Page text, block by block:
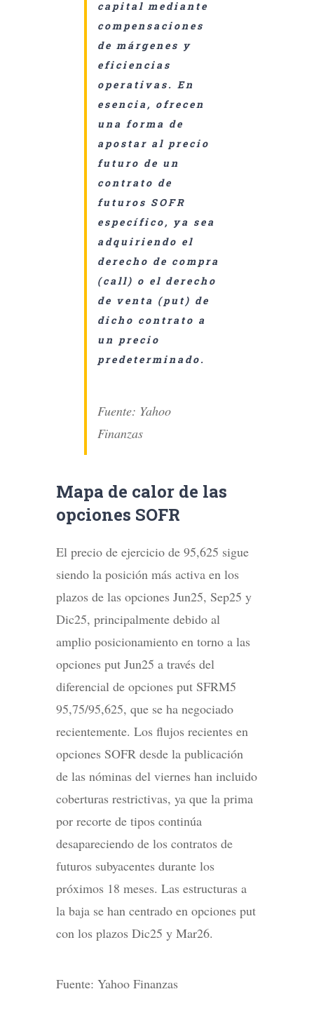
capital mediante
compensaciones
de márgenes y
eficiencias
operativas. En
esencia, ofrecen
una forma de
apostar al precio
futuro de un
contrato de
futuros SOFR
específico, ya sea
adquiriendo el
derecho de compra
(call) o el derecho
de venta (put) de
dicho contrato a
un precio
predeterminado.
Fuente: Yahoo
Finanzas
Mapa de calor de las
opciones SOFR
El precio de ejercicio de 95,625 sigue
siendo la posición más activa en los
plazos de las opciones Jun25, Sep25 y
Dic25, principalmente debido al
amplio posicionamiento en torno a las
opciones put Jun25 a través del
diferencial de opciones put SFRM5
95,75/95,625, que se ha negociado
recientemente. Los flujos recientes en
opciones SOFR desde la publicación
de las nóminas del viernes han incluido
coberturas restrictivas, ya que la prima
por recorte de tipos continúa
desapareciendo de los contratos de
futuros subyacentes durante los
próximos 18 meses. Las estructuras a
la baja se han centrado en opciones put
con los plazos Dic25 y Mar26.
Fuente: Yahoo Finanzas